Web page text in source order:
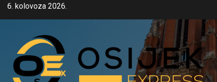
Skip6. kolovoza 2026.